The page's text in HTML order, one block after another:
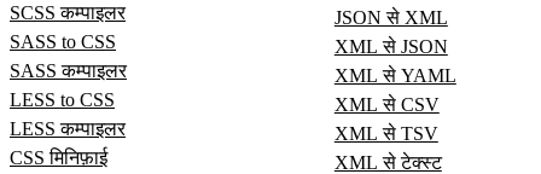
SCSS कम्पाइलर
SASS to CSS
SASS कम्पाइलर
LESS to CSS
LESS कम्पाइलर
CSS मिनिफ़ाई
JSON से XML
XML से JSON
XML से YAML
XML से CSV
XML से TSV
XML से टेक्स्ट